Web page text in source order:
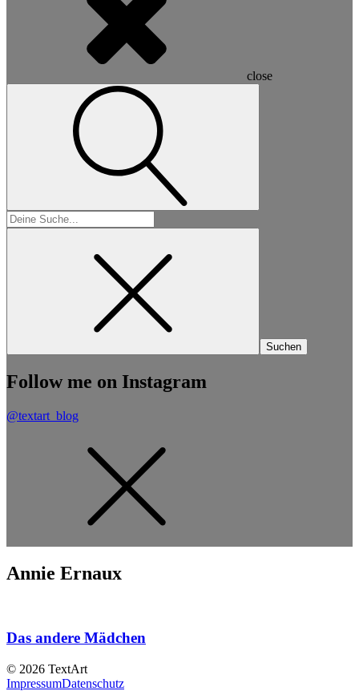
close
Suchen
nach:
Follow me on Instagram
@textart_blog
Annie Ernaux
Das andere Mädchen
© 2026 TextArt
ImpressumDatenschutz